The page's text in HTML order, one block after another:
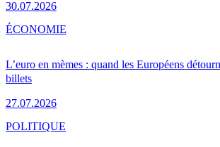
30.07.2026
L’euro en mèmes : quand les Européens
billets
27.07.2026
ÉCONOMIE
POLITIQUE